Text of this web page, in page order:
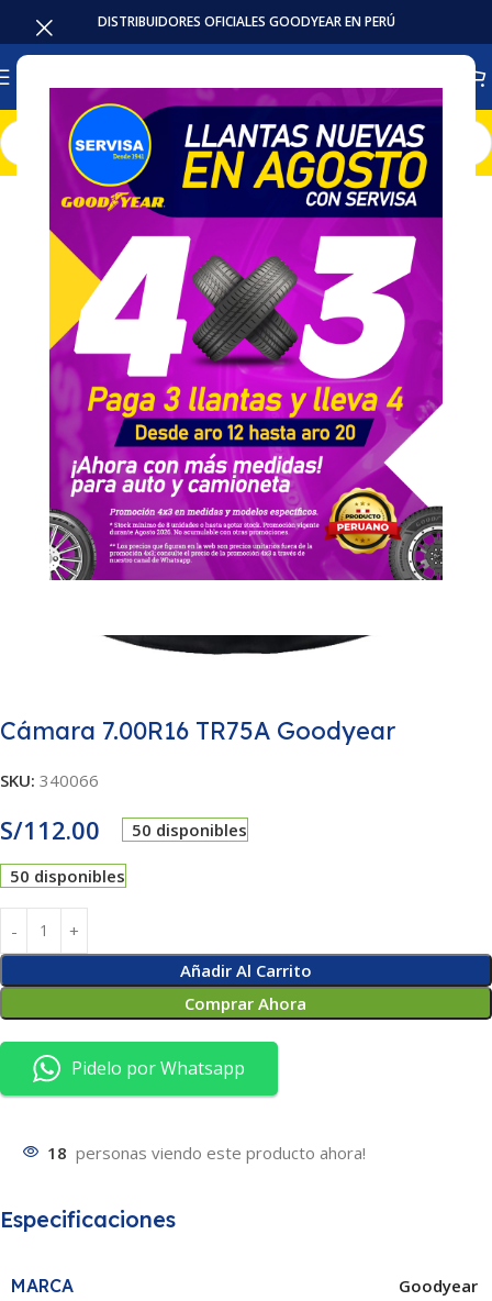
DISTRIBUIDORES OFICIALES GOODYEAR EN PERÚ
Inicio Accesorios / Repuestos Camaras
Cámara 7.00R16 TR75A Goodyear
SKU: 340066
S/112.00 50 disponibles
50 disponibles
Añadir Al Carrito
Comprar Ahora
Pidelo por Whatsapp
18 personas viendo este producto ahora!
Especificaciones
MARCA Goodyear